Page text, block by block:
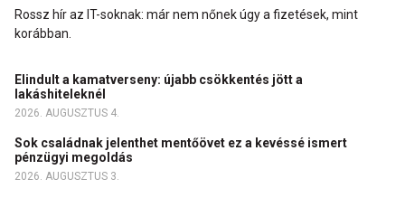
Rossz hír az IT-soknak: már nem nőnek úgy a fizetések, mint
korábban.
Elindult a kamatverseny: újabb csökkentés jött a
lakáshiteleknél
2026. AUGUSZTUS 4.
Sok családnak jelenthet mentőövet ez a kevéssé ismert
pénzügyi megoldás
2026. AUGUSZTUS 3.